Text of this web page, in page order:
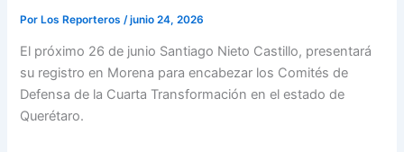
PorLos Reporteros /junio 24, 2026
El próximo 26 de junio Santiago Nieto Castillo, presentará
su registro en Morena para encabezar los Comités de
Defensa de la Cuarta Transformación en el estado de
Querétaro.